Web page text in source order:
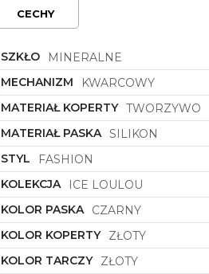
CECHY
SZKŁO
MINERALNE
MECHANIZM
KWARCOWY
MATERIAŁ KOPERTY TWORZYWO
MATERIAŁ PASKA SILIKON
STYL
FASHION
KOLEKCJA
ICE LOULOU
KOLOR PASKA
CZARNY
KOLOR KOPERTY
ZŁOTY
KOLOR TARCZY
ZŁOTY